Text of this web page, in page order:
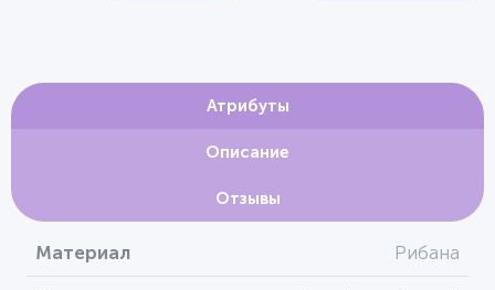
Атрибуты
Описание
Отзывы
Материал Рибана